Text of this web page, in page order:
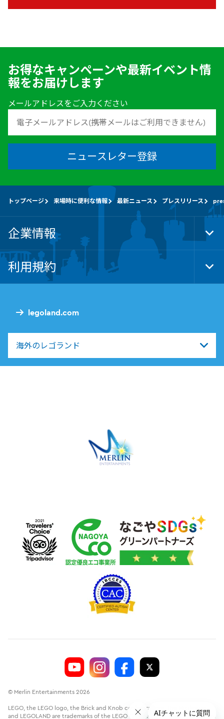
お得なキャンペーンや最新イベント情
報をお届けします
メールアドレスをご入力ください
ニュースレター登録
legoland.com
海外のレゴランド
トップページ 来場時に便利な情報 最新ニュース プレスリリース
企業情報
利用規約
© Merlin Entertainments 2026
LEGO, the LEGO logo, the Brick and Knob configurations, the Minifigure
and LEGOLAND are trademarks of the LEGO Group.©2026 The LEGO Group.